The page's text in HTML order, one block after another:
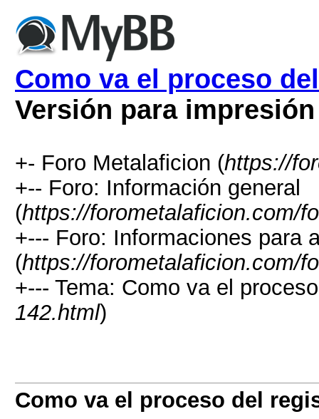
Como va el proceso
Versión para impresión
+- Foro Metalaficion (https://
+-- Foro: Información general
(https://forometalaficion.com/
+--- Foro: Informaciones para
(https://forometalaficion.com/
+--- Tema: Como va el
142.html)
Como va el proceso del